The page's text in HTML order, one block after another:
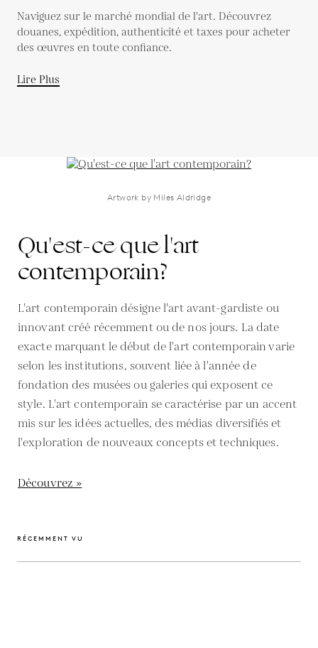
Naviguez sur le marché mondial de l'art. Découvrez
douanes, expédition, authenticité et taxes pour acheter
des œuvres en toute confiance.
Lire Plus
Artwork by Miles Aldridge
Qu'est-ce que l'art
contemporain?
L'art contemporain désigne l'art avant-gardiste ou
innovant créé récemment ou de nos jours. La date
exacte marquant le début de l'art contemporain varie
selon les institutions, souvent liée à l'année de
fondation des musées ou galeries qui exposent ce
style. L'art contemporain se caractérise par un accent
mis sur les idées actuelles, des médias diversifiés et
l'exploration de nouveaux concepts et techniques.
Découvrez »
RÉCEMMENT VU